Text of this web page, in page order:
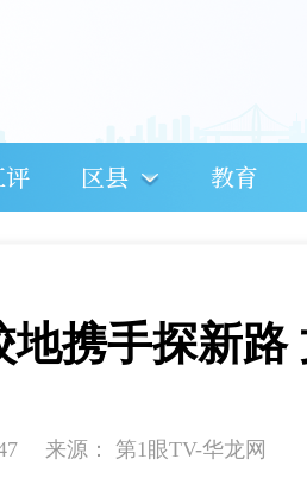
区县 教育
地携手探新路
来源： 第1眼TV-华龙网